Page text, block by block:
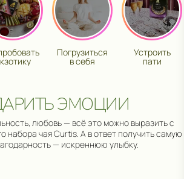
Погрузиться
в себя
Устроить
пати
ЭМОЦИИ
любовь — всё это можно выразить с
набора чая Curtis. А в ответ получить самую
— искреннюю улыбку.